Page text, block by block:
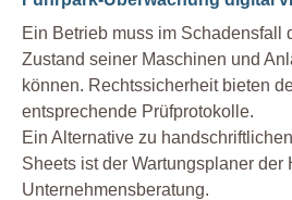
Ein Betrieb muss im Schadensfall
Zustand seiner Maschinen und
können. Rechtssicherheit bieten
entsprechende Prüfprotokolle.
Ein Alternative zu
Sheets ist der Wartungsplaner der
Unternehmensberatung.